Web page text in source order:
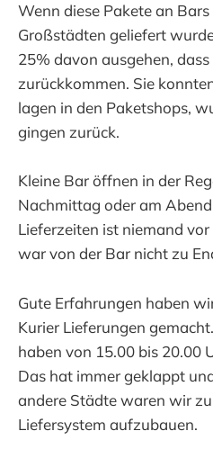
Wenn diese Pakete an
Großstädten geliefert
25% davon ausgehen,
zurückkommen. Sie
lagen in den Paketshops,
gingen zurück.
Kleine Bar öffnen in der
Nachmittag oder am
Lieferzeiten ist niemand
war von der Bar nicht zu
Gute Erfahrungen haben
Kurier Lieferungen
haben von 15.00 bis 20.00
Das hat immer geklappt
andere Städte waren wir
Liefersystem aufzubauen.